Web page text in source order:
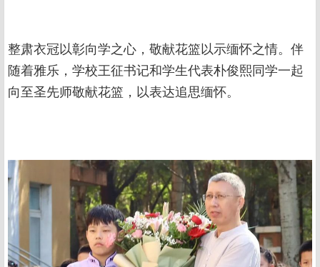
整肃衣冠以彰向学之心，敬献花篮以示缅怀之情。伴
随着雅乐，学校王征书记和学生代表朴俊熙同学一起
向至圣先师敬献花篮，以表达追思缅怀。